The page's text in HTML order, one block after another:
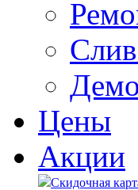
Цены
Акции
Скидочная